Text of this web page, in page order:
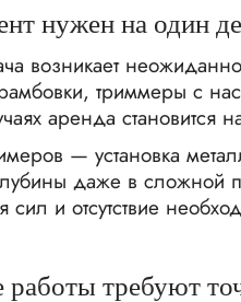
нужен на один
возникает
триммеры с
аренда становится
— установка
даже в сложной
сил и отсутствие
требуют